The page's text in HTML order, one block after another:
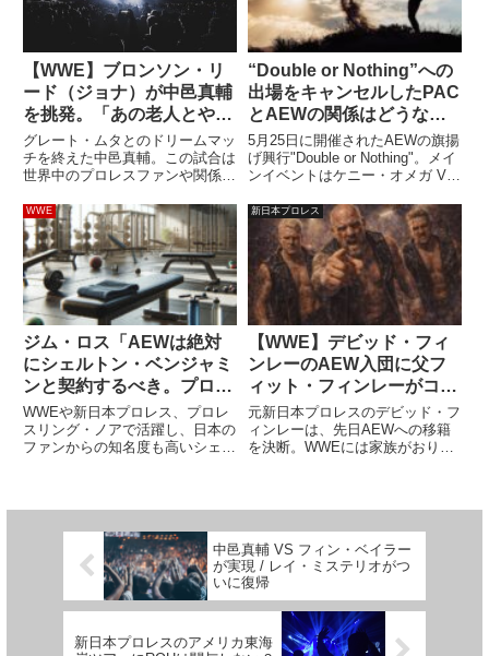
【WWE】ブロンソン・リ
ード（ジョナ）が中邑真輔
を挑発。「あの老人とやり
終わったんだし、RAWで
会おうや」
グレート・ムタとのドリームマッ
チを終えた中邑真輔。この試合は
世界中のプロレスファンや関係者
ざまなリアクションが上がってい
ます。その中で、WWEに復帰し
たばかりのブロンソン・リード
（ジョナ）は中邑を挑発するツイ
ー...
“Double or Nothing”への
出場をキャンセルしたPAC
とAEWの関係はどうなっ
ているのか？Codyがコメ
ント
5月25日に開催されたAEWの旗揚
げ興行"Double or Nothing"。メイ
ンイベントはケニー・オメガ VS
カードの1つに”ハングマン”アダ
ム・ペイジ VS PACというプロレ
スファン垂涎の顔合わせが...
WWE
ジム・ロス「AEWは絶対
にシェルトン・ベンジャミ
ンと契約するべき。プロレ
ス界の財産だよ」
WWEや新日本プロレス、プロレ
スリング・ノアで活躍し、日本の
ファンからの知名度も高いシェル
48歳という年齢もあり、「引退...
新日本プロレス
【WWE】デビッド・フィ
ンレーのAEW入団に父フ
ィット・フィンレーがコメ
ント「お前がつるんでる犬
連中なんて処分しちま
え！」
元新日本プロレスのデビッド・フ
ィンレーは、先日AEWへの移籍
を決断。WWEには家族がおり、
レー）と弟ウリヤ・コナーズが二
世...
中邑真輔 VS フィン・ベイラー
が実現 / レイ・ミステリオがつ
いに復帰
新日本プロレスのアメリカ東海